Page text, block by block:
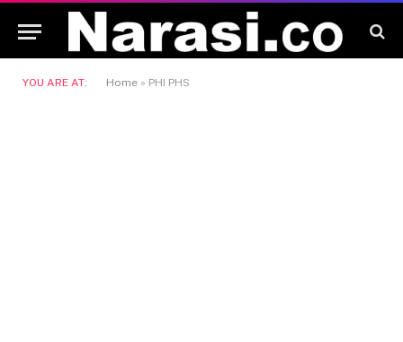
YOU ARE AT: Home » PHI PHS